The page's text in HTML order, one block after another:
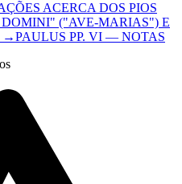
ACERCA DOS PIOS
("AVE-MARIAS") E
→PAULUS PP. VI — NOTAS